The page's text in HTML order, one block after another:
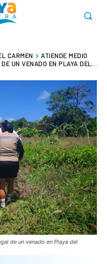
CARMEN
ATIENDE MEDIO
UN VENADO EN PLAYA DEL...
de un venado en Playa del